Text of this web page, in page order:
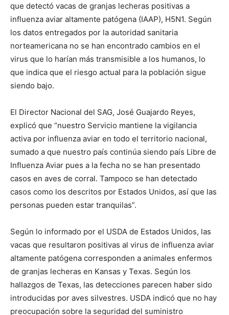
que detectó vacas de granjas lecheras positivas a
influenza aviar altamente patógena (IAAP), H5N1. Según
los datos entregados por la autoridad sanitaria
norteamericana no se han encontrado cambios en el
virus que lo harían más transmisible a los humanos, lo
que indica que el riesgo actual para la población sigue
siendo bajo.
El Director Nacional del SAG, José Guajardo Reyes,
explicó que “nuestro Servicio mantiene la vigilancia
activa por influenza aviar en todo el territorio nacional,
sumado a que nuestro país continúa siendo país Libre de
Influenza Aviar pues a la fecha no se han presentado
casos en aves de corral. Tampoco se han detectado
casos como los descritos por Estados Unidos, así que las
personas pueden estar tranquilas”.
Según lo informado por el USDA de Estados Unidos, las
vacas que resultaron positivas al virus de influenza aviar
altamente patógena corresponden a animales enfermos
de granjas lecheras en Kansas y Texas. Según los
hallazgos de Texas, las detecciones parecen haber sido
introducidas por aves silvestres. USDA indicó que no hay
preocupación sobre la seguridad del suministro